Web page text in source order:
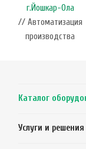
г.Йошкар-Ола
// Автоматизация
производства
Каталог
Услуги и решения